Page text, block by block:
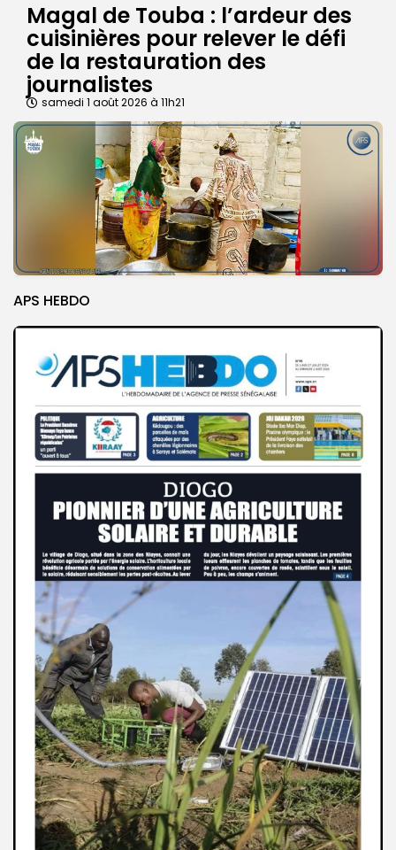
Magal de Touba : l’ardeur des
cuisinières pour relever le défi
de la restauration des
journalistes
samedi 1 août 2026 à 11h21
APS HEBDO